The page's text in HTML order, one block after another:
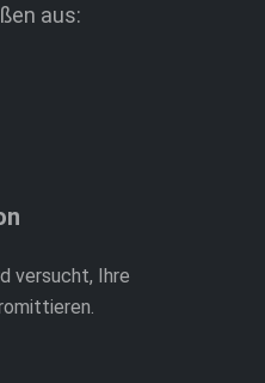
aus:
versucht, Ihre